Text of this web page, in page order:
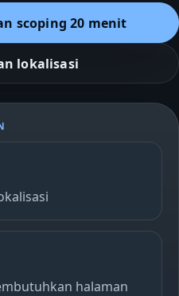
scoping 20 menit
lokalisasi
halaman